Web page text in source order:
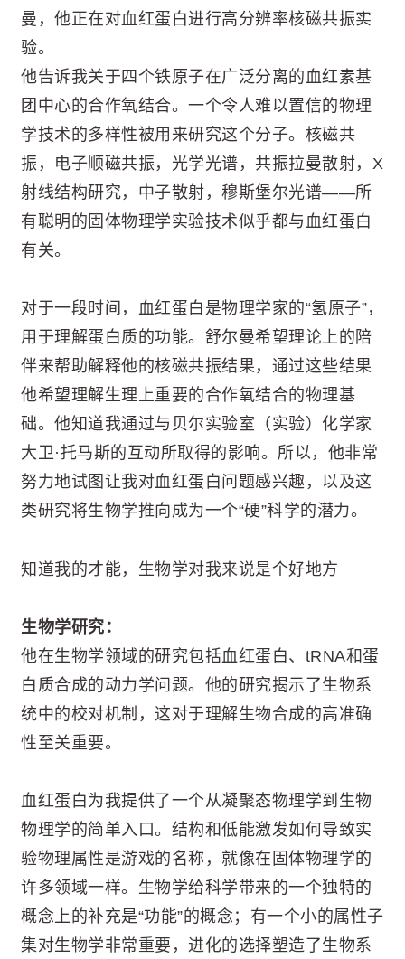
曼，他正在对血红蛋白进行高分辨率核磁共振实
验。
他告诉我关于四个铁原子在广泛分离的血红素基
团中心的合作氧结合。一个令人难以置信的物理
学技术的多样性被用来研究这个分子。核磁共
振，电子顺磁共振，光学光谱，共振拉曼散射，X
射线结构研究，中子散射，穆斯堡尔光谱——所
有聪明的固体物理学实验技术似乎都与血红蛋白
有关。
对于一段时间，血红蛋白是物理学家的“氢原子”，
用于理解蛋白质的功能。舒尔曼希望理论上的陪
伴来帮助解释他的核磁共振结果，通过这些结果
他希望理解生理上重要的合作氧结合的物理基
础。他知道我通过与贝尔实验室（实验）化学家
大卫·托马斯的互动所取得的影响。所以，他非常
努力地试图让我对血红蛋白问题感兴趣，以及这
类研究将生物学推向成为一个“硬”科学的潜力。
知道我的才能，生物学对我来说是个好地方
生物学研究：
他在生物学领域的研究包括血红蛋白、tRNA和蛋
白质合成的动力学问题。他的研究揭示了生物系
统中的校对机制，这对于理解生物合成的高准确
性至关重要。
血红蛋白为我提供了一个从凝聚态物理学到生物
物理学的简单入口。结构和低能激发如何导致实
验物理属性是游戏的名称，就像在固体物理学的
许多领域一样。生物学给科学带来的一个独特的
概念上的补充是“功能”的概念；有一个小的属性子
集对生物学非常重要，进化的选择塑造了生物系